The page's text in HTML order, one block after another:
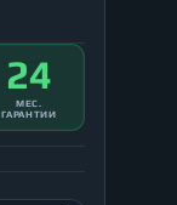
24
МЕС.
ГАРАНТИИ